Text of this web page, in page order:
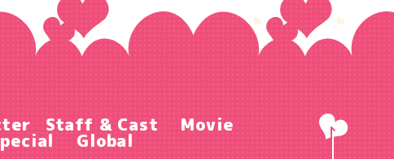
Staff & Cast Movie
Global